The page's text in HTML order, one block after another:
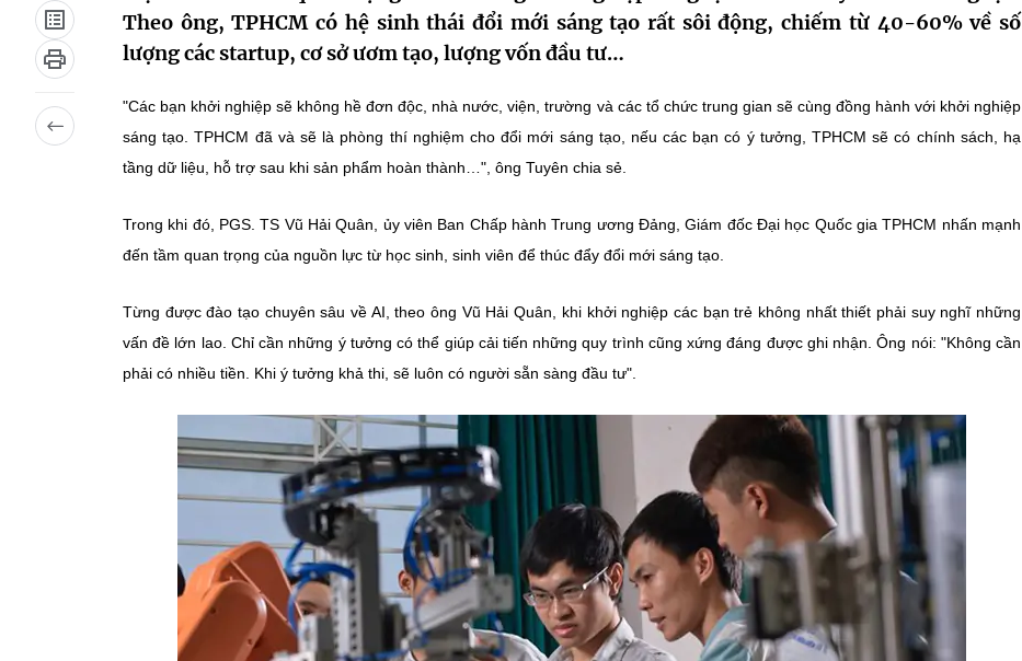
Theo ông, TPHCM có hệ sinh thái đổi mới sáng tạo rất sôi động, chiếm từ 40-60% về số
lượng các startup, cơ sở ươm tạo, lượng vốn đầu tư…
"Các bạn khởi nghiệp sẽ không hề đơn độc, nhà nước, viện, trường và các tổ chức trung gian sẽ cùng đồng hành với khởi nghiệp
sáng tạo. TPHCM đã và sẽ là phòng thí nghiệm cho đổi mới sáng tạo, nếu các bạn có ý tưởng, TPHCM sẽ có chính sách, hạ
tầng dữ liệu, hỗ trợ sau khi sản phẩm hoàn thành…", ông Tuyên chia sẻ.
Trong khi đó, PGS. TS Vũ Hải Quân, ủy viên Ban Chấp hành Trung ương Đảng, Giám đốc Đại học Quốc gia TPHCM nhấn mạnh
đến tầm quan trọng của nguồn lực từ học sinh, sinh viên để thúc đẩy đổi mới sáng tạo.
Từng được đào tạo chuyên sâu về AI, theo ông Vũ Hải Quân, khi khởi nghiệp các bạn trẻ không nhất thiết phải suy nghĩ những
vấn đề lớn lao. Chỉ cần những ý tưởng có thể giúp cải tiến những quy trình cũng xứng đáng được ghi nhận. Ông nói: "Không cần
phải có nhiều tiền. Khi ý tưởng khả thi, sẽ luôn có người sẵn sàng đầu tư".